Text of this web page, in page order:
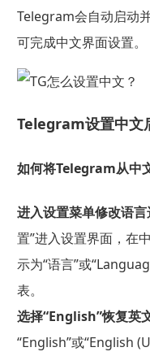
Telegram会自动启动
可完成中文界面设置。
Telegram设置中文
如何将Telegram从中
进入设置菜单修改语言
置”进入设置界面，在
示为“语言”或
表。
选择“English”恢复英
“English”或“English